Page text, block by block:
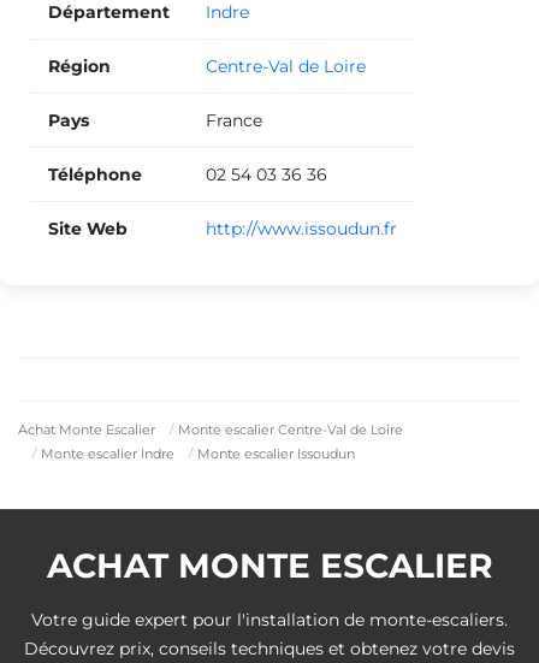
Achat Monte Escalier
Monte escalier Centre-Val de Loire
Monte escalier Indre
Monte escalier Issoudun
Département Indre
Région Centre-Val de Loire
Pays France
Téléphone 02 54 03 36 36
Site Web http://www.issoudun.fr
ACHAT MONTE ESCALIER
Votre guide expert pour l'installation de monte-escaliers.
Découvrez prix, conseils techniques et obtenez votre devis